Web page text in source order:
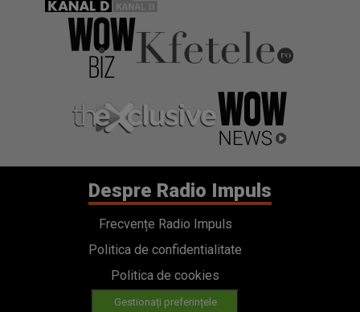
Despre Radio Impuls
Frecvențe Radio Impuls
Politica de confidentialitate
Politica de cookies
Gestionați preferințele